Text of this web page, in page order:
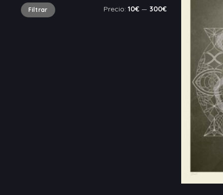
Precio
mínimo
Precio
máximo
Filtrar Precio: 10€— 300€